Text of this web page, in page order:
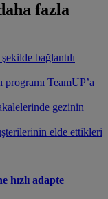
fazla
bağlantılı
programı TeamUP’a
gezinin
elde ettikleri
hızlı adapte